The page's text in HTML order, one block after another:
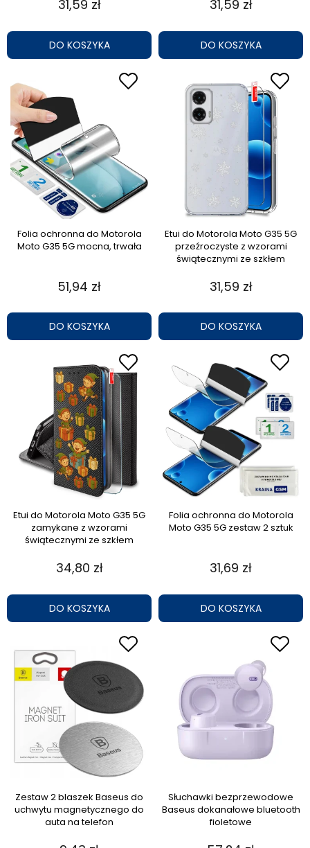
31,59 zł
DO KOSZYKA
31,59 zł
DO KOSZYKA
Folia ochronna do Motorola
Moto G35 5G mocna, trwała
51,94 zł
DO KOSZYKA
Etui do Motorola Moto G35 5G
przeźroczyste z wzorami
świątecznymi ze szkłem
31,59 zł
DO KOSZYKA
Etui do Motorola Moto G35 5G
zamykane z wzorami
świątecznymi ze szkłem
34,80 zł
DO KOSZYKA
Folia ochronna do Motorola
Moto G35 5G zestaw 2 sztuk
31,69 zł
DO KOSZYKA
Zestaw 2 blaszek Baseus do
uchwytu magnetycznego do
auta na telefon
Słuchawki bezprzewodowe
Baseus dokanałowe bluetooth
fioletowe